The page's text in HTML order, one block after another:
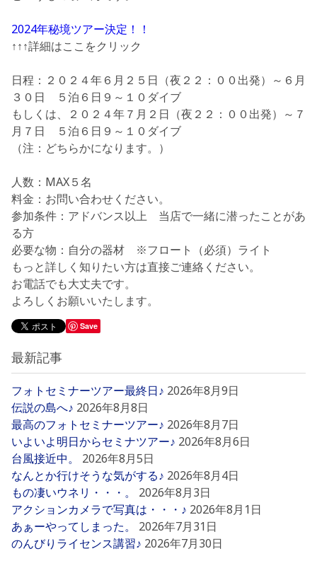
2024年秘境ツアー決定！！
↑↑↑詳細はここをクリック
日程： ２０２４年６月２５日（夜２２：００出発）～６月
３０日 ５泊６日９～１０ダイブ
もしくは、
２０２４年７月２日（夜２２：００出発）～７
月７日 ５泊６日９～１０ダイブ
（注：どちらかになります。）
人数：MAX５名
料金：お問い合わせください。
参加条件：アドバンス以上 当店で一緒に潜ったことがあ
る方
必要な物：自分の器材 ※フロート（必須）ライト
もっと詳しく知りたい方は直接ご連絡ください。
お電話でも大丈夫です。
よろしくお願いいたします。
Save
最新記事
フォトセミナーツアー最終日♪ 2026年8月9日
伝説の島へ♪ 2026年8月8日
最高のフォトセミナーツアー♪ 2026年8月7日
いよいよ明日からセミナツアー♪ 2026年8月6日
台風接近中。
2026年8月5日
なんとか行けそうな気がする♪ 2026年8月4日
もの凄いウネリ・・・。
2026年8月3日
アクションカメラで写真は・・・♪ 2026年8月1日
あぁーやってしまった。
2026年7月31日
のんびりライセンス講習♪ 2026年7月30日